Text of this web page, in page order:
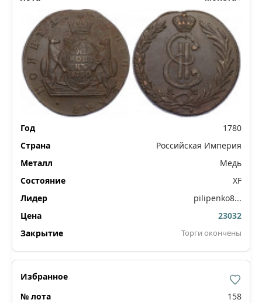
1780
Российская Империя
Медь
XF
pilipenko8...
23032
Торги окончены
158